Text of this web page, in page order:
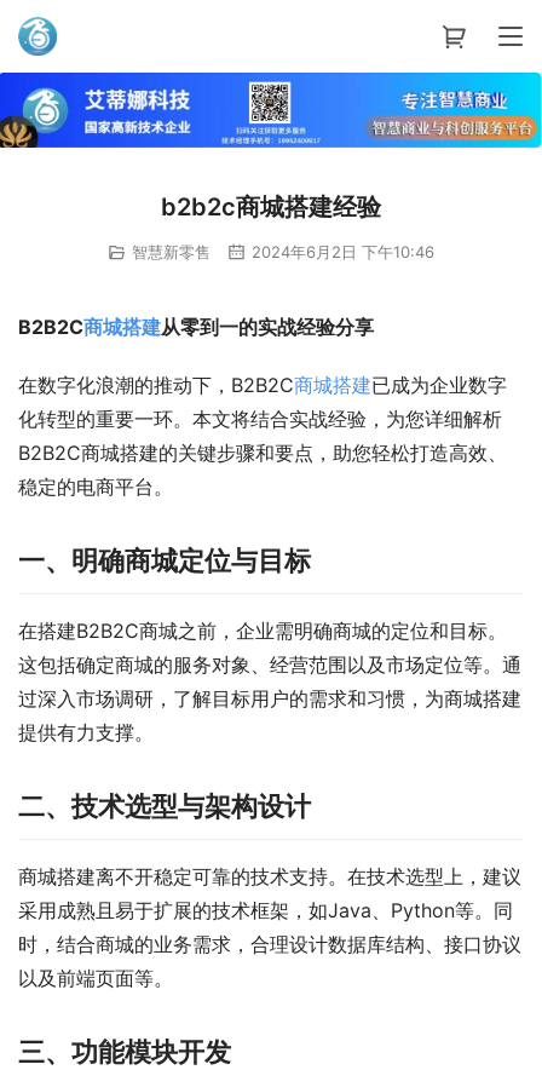
艾蒂娜科技
b2b2c商城搭建经验
智慧新零售 2024年6月2日 下午10:46
B2B2C商城搭建从零到一的实战经验分享
在数字化浪潮的推动下，B2B2C商城搭建已成为企业数字
化转型的重要一环。本文将结合实战经验，为您详细解析
B2B2C商城搭建的关键步骤和要点，助您轻松打造高效、
稳定的电商平台。
一、明确商城定位与目标
在搭建B2B2C商城之前，企业需明确商城的定位和目标。
这包括确定商城的服务对象、经营范围以及市场定位等。通
过深入市场调研，了解目标用户的需求和习惯，为商城搭建
提供有力支撑。
二、技术选型与架构设计
商城搭建离不开稳定可靠的技术支持。在技术选型上，建议
采用成熟且易于扩展的技术框架，如Java、Python等。同
时，结合商城的业务需求，合理设计数据库结构、接口协议
以及前端页面等。
三、功能模块开发